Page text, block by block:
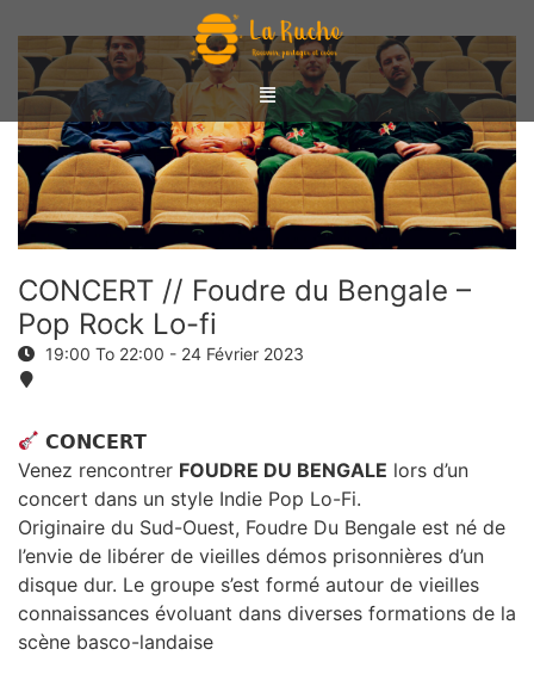
CONCERT // Foudre du Bengale –
Pop Rock Lo-fi
19:00 To 22:00 - 24 Février 2023
𝗖𝗢𝗡𝗖𝗘𝗥𝗧
Venez rencontrer FOUDRE DU BENGALE lors d’un
concert dans un style Indie Pop Lo-Fi.
Originaire du Sud-Ouest, Foudre Du Bengale est né de
l’envie de libérer de vieilles démos prisonnières d’un
disque dur. Le groupe s’est formé autour de vieilles
connaissances évoluant dans diverses formations de la
scène basco-landaise